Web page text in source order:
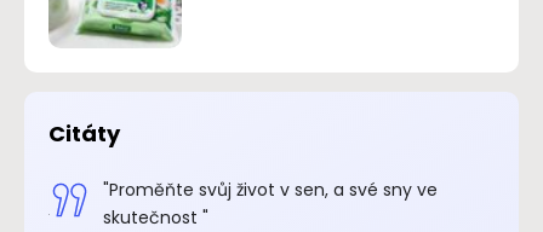
Citáty
"Proměňte svůj život v sen, a své sny ve
skutečnost "